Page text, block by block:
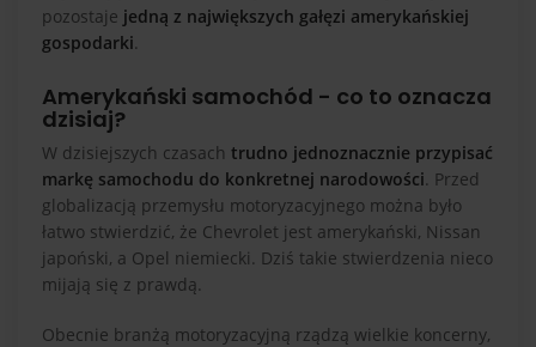
pozostaje jedną z największych gałęzi amerykańskiej
gospodarki.
Amerykański samochód - co to oznacza
dzisiaj?
W dzisiejszych czasach trudno jednoznacznie przypisać
markę samochodu do konkretnej narodowości. Przed
globalizacją przemysłu motoryzacyjnego można było
łatwo stwierdzić, że Chevrolet jest amerykański, Nissan
japoński, a Opel niemiecki. Dziś takie stwierdzenia nieco
mijają się z prawdą.
Obecnie branżą motoryzacyjną rządzą wielkie koncerny,